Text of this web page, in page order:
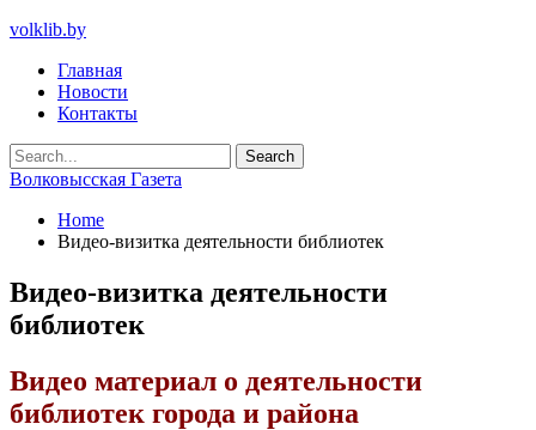
volklib.by
Главная
Новости
Контакты
Волковысская Газета
Home
Видео-визитка деятельности библиотек
Видео-визитка деятельности
библиотек
Видео материал о деятельности
библиотек города и района